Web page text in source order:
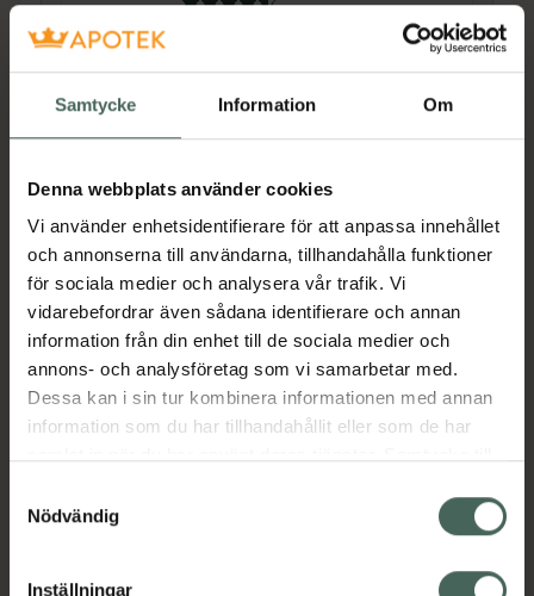
Samtycke Information Om
Denna webbplats använder cookies
Vi använder enhetsidentifierare för att anpassa innehållet
och annonserna till användarna, tillhandahålla funktioner
för sociala medier och analysera vår trafik. Vi
vidarebefordrar även sådana identifierare och annan
information från din enhet till de sociala medier och
annons- och analysföretag som vi samarbetar med.
Dessa kan i sin tur kombinera informationen med annan
information som du har tillhandahållit eller som de har
återkalla ditt samtycke via webbplatsens
cookieinställningar. Ett återkallat samtycke påverkar inte
lagligheten av behandling som skett innan återkallelsen.
Nödvändig
Inställningar
4.6 av 5 i omdöme
BioSalma Multivitamin
Pris online
Köp båda för 92,90 kr
Köp båda
Beskrivning Dölj
Pump till NorskLaxolja, passar 1000ml flaska
300ml-flaskan.
Jämförpris